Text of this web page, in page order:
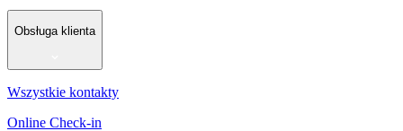
Obsługa klienta
Wszystkie kontakty
Online Check-in